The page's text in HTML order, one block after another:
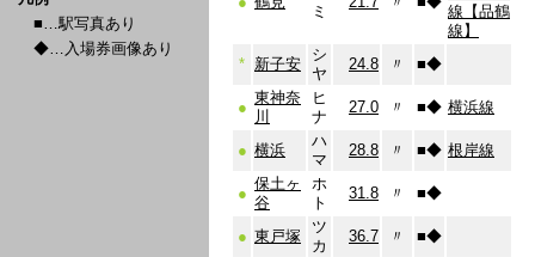
■…駅写真あり
◆…入場券画像あり
ミ
線【品鶴
線】
* 新子安
シ
ヤ
24.8 〃 ■◆
●
東神奈
川
ヒ
ナ
27.0 〃 ■◆ 横浜線
● 横浜
ハ
マ
28.8 〃 ■◆ 根岸線
●
保土ヶ
谷
ホ
ト
31.8 〃 ■◆
● 東戸塚
ツ
カ
36.7 〃 ■◆